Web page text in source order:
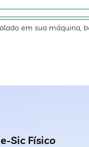
em sua
e-Sic Físico